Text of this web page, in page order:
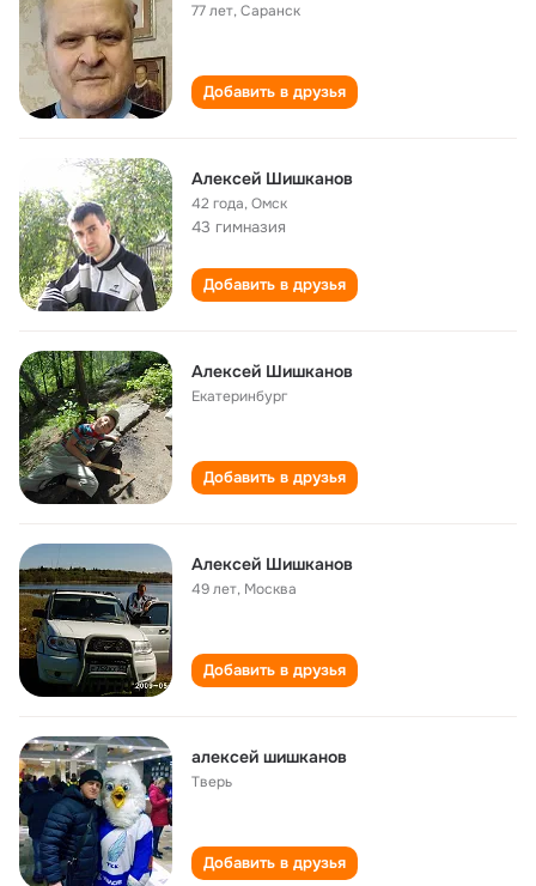
77 лет,Саранск
Добавить в друзья
Алексей Шишканов
42 года,Омск
43 гимназия
Добавить в друзья
Алексей Шишканов
Екатеринбург
Добавить в друзья
Алексей Шишканов
49 лет, Москва
Добавить в друзья
алексей шишканов
Тверь
Добавить в друзья